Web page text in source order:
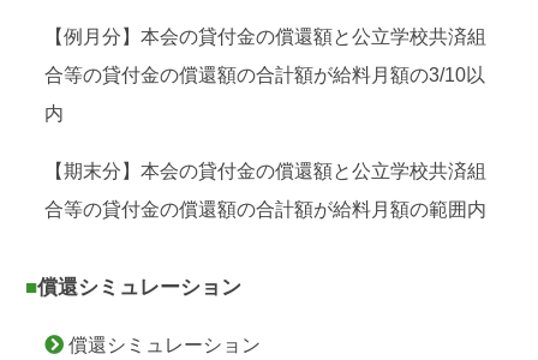
【例月分】本会の貸付金の償還額と公立学校共済組
合等の貸付金の償還額の合計額が給料月額の3/10以
内
【期末分】本会の貸付金の償還額と公立学校共済組
合等の貸付金の償還額の合計額が給料月額の範囲内
■償還シミュレーション
償還シミュレーション